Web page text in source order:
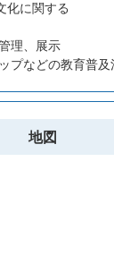
化に関する
理、展示
プなどの教育普及
地図